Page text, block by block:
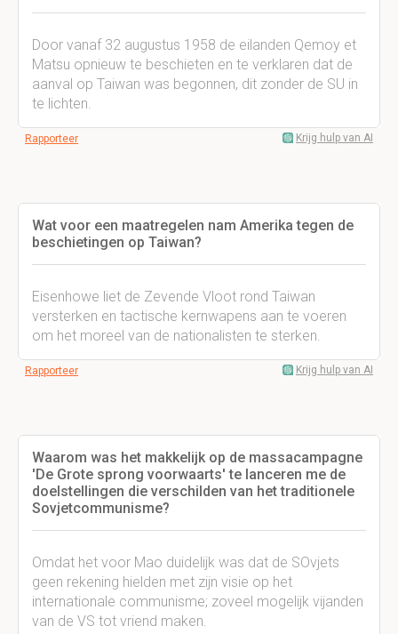
Door vanaf 32 augustus 1958 de eilanden Qemoy et
Matsu opnieuw te beschieten en te verklaren dat de
aanval op Taiwan was begonnen, dit zonder de SU in
te lichten.
Rapporteer Krijg hulp van AI
Wat voor een maatregelen nam Amerika tegen de
beschietingen op Taiwan?
Eisenhowe liet de Zevende Vloot rond Taiwan
versterken en tactische kernwapens aan te voeren
om het moreel van de nationalisten te sterken.
Rapporteer Krijg hulp van AI
Waarom was het makkelijk op de massacampagne
'De Grote sprong voorwaarts' te lanceren me de
doelstellingen die verschilden van het traditionele
Sovjetcommunisme?
Omdat het voor Mao duidelijk was dat de SOvjets
geen rekening hielden met zijn visie op het
internationale communisme; zoveel mogelijk vijanden
van de VS tot vriend maken.